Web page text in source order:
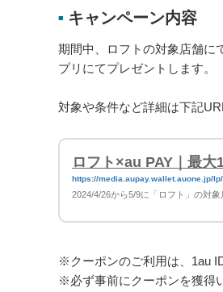
■ キャンペーン内容
期間中、ロフトの対象店舗に
プリにてプレゼントします。
対象や条件など詳細は下記
ロフト×au PAY｜最
https://media.aupay.wallet.auone.jp/
2024/4/26から5/9に「ロフト」の対
※クーポンのご利用は、1au
※必ず事前にクーポンを獲得